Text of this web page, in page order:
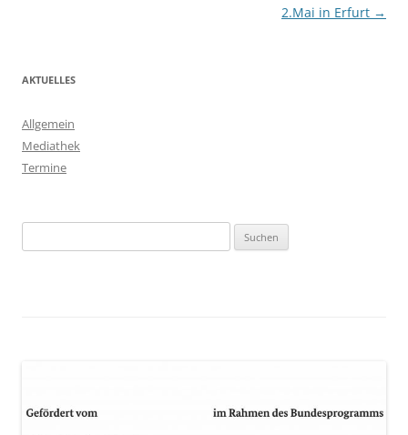
2.Mai in Erfurt →
AKTUELLES
Allgemein
Mediathek
Termine
nach: